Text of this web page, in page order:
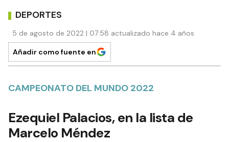
DEPORTES
5 de agosto de 2022 | 07:58 actualizado hace 4 años
Añadir como fuente en
CAMPEONATO DEL MUNDO 2022
Ezequiel Palacios, en la lista de
Marcelo Méndez